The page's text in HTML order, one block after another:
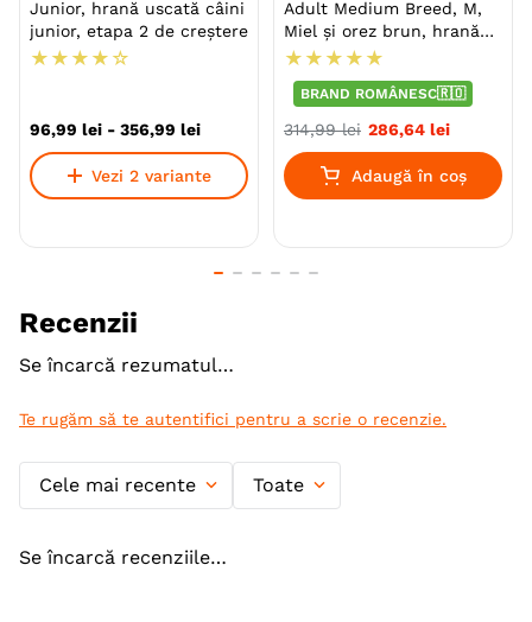
dumneavoastră va avea nevoie de o hrană special
adaptată cerințelor sale nutriționale specifice etapei
de junior. În această perioadă puteți face trecerea
către produsul ROYAL CANIN® Giant Junior.
Specie Caini
Gama
ROYAL CANIN Size Health
Nutrition
Producator
Junior, hrană uscată câini
junior, etapa 2 de creștere
★ ★ ★ ★ ☆
96,99 lei - 356,99 lei
Vezi 2 variante
Adult Medium Breed, M,
Miel și orez brun, hrană
uscată câini, alergii
★ ★ ★ ★ ★
BRAND ROMÂNESC🇷🇴
314,99 lei 286,64 lei
Adaugă în coș
Recenzii
Se încarcă rezumatul…
Te rugăm să te autentifici pentru a scrie o recenzie.
Cele mai recente Toate
Se încarcă recenziile…